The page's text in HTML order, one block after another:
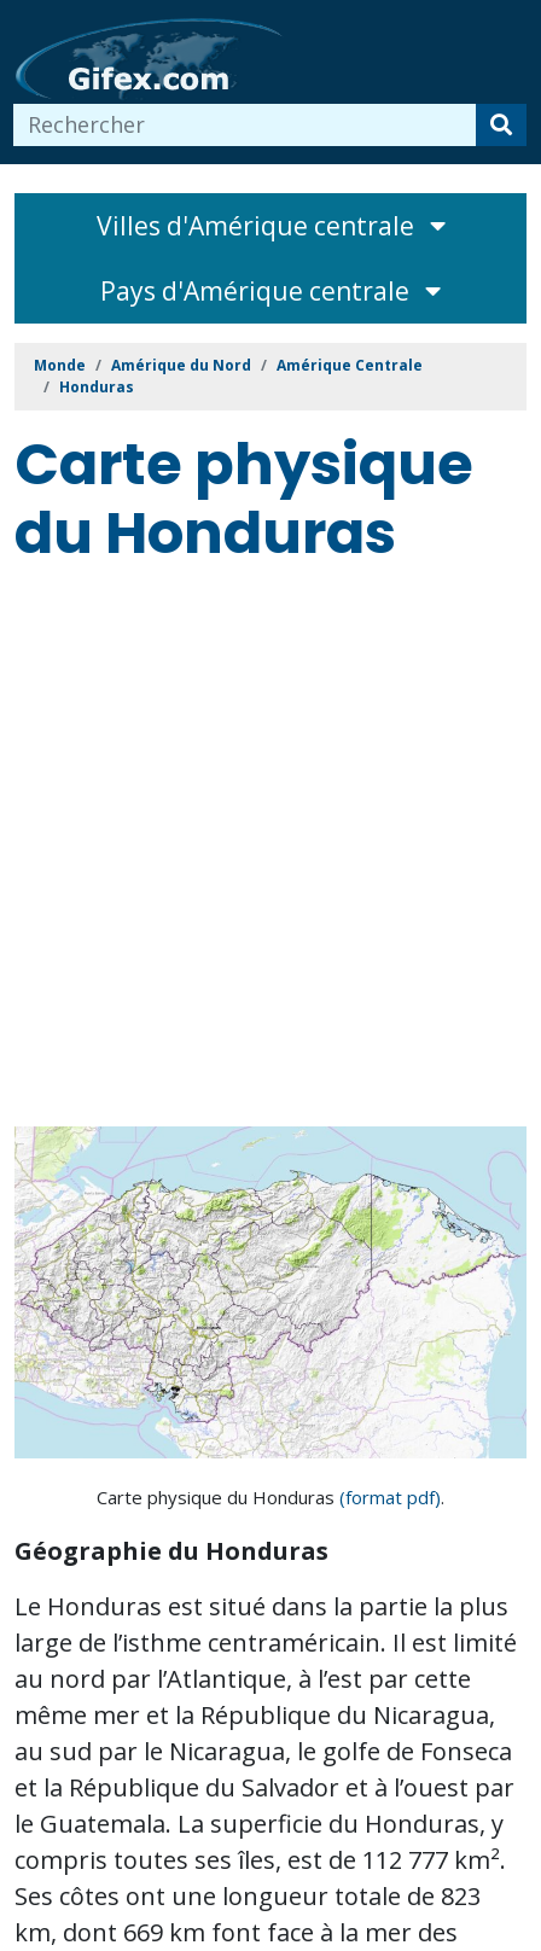
Villes d'Amérique centrale
Pays d'Amérique centrale
Monde Amérique du Nord
Amérique Centrale
Honduras
Carte physique
du Honduras
Carte physique du Honduras (format pdf).
Géographie du Honduras
Le Honduras est situé dans la partie la plus
large de l’isthme centraméricain. Il est limité
au nord par l’Atlantique, à l’est par cette
même mer et la République du Nicaragua,
au sud par le Nicaragua, le golfe de Fonseca
et la République du Salvador et à l’ouest par
le Guatemala. La superficie du Honduras, y
compris toutes ses îles, est de 112 777 km².
Ses côtes ont une longueur totale de 823
km, dont 669 km font face à la mer des